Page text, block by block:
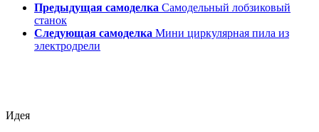
Предыдущая самоделка Самодельный лобзиковый
станок
Следующая самоделка Мини циркулярная пила из
электродрели
Идея